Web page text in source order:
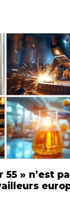
» n’est